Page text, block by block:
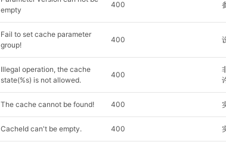
empty
400
Fail to set cache parameter
group!
400
Illegal operation, the cache
state(%s) is not allowed.
400
The cache cannot be found! 400
CacheId can't be empty. 400